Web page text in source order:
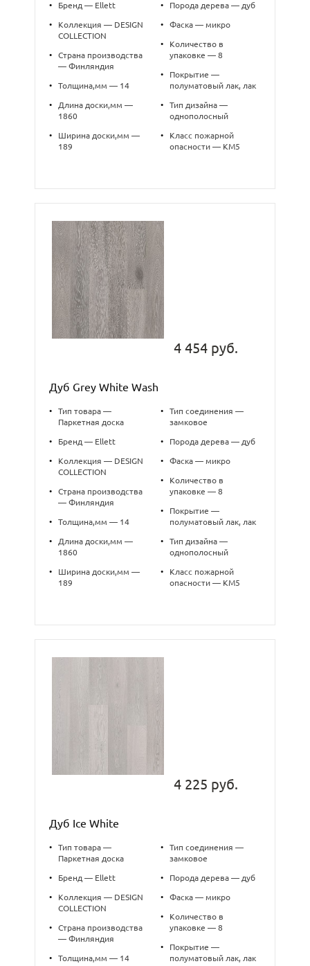
• Бренд — Ellett
•
Коллекция — DESIGN
COLLECTION
•
Страна производства
— Финляндия
• Толщина,мм — 14
•
Длина доски,мм —
1860
•
Ширина доски,мм —
189
• Порода дерева — дуб
• Фаска — микро
•
Количество в
упаковке — 8
•
Покрытие —
полуматовый лак, лак
•
Тип дизайна —
однополосный
•
Класс пожарной
опасности — КМ5
4 454 руб.
Дуб Grey White Wash
•
Тип товара —
Паркетная доска
• Бренд — Ellett
•
Коллекция — DESIGN
COLLECTION
•
Страна производства
— Финляндия
• Толщина,мм — 14
•
Длина доски,мм —
1860
•
Ширина доски,мм —
189
•
Тип соединения —
замковое
• Порода дерева — дуб
• Фаска — микро
•
Количество в
упаковке — 8
•
Покрытие —
полуматовый лак, лак
•
Тип дизайна —
однополосный
•
Класс пожарной
опасности — КМ5
4 225 руб.
Дуб Ice White
•
Тип товара —
Паркетная доска
• Бренд — Ellett
•
Коллекция — DESIGN
COLLECTION
•
Страна производства
— Финляндия
• Толщина,мм — 14
•
Тип соединения —
замковое
• Порода дерева — дуб
• Фаска — микро
•
Количество в
упаковке — 8
•
Покрытие —
полуматовый лак, лак